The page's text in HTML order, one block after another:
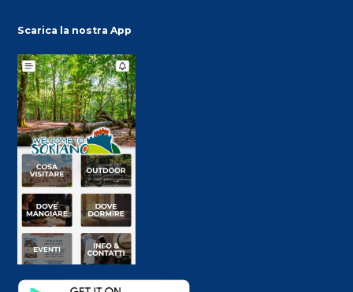
Scarica la nostra App